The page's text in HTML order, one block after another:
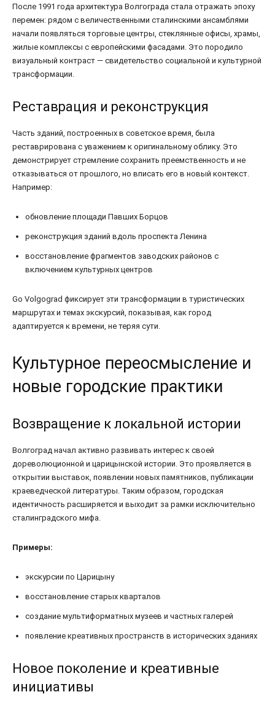
После 1991 года архитектура Волгограда стала отражать эпоху
перемен: рядом с величественными сталинскими ансамблями
начали появляться торговые центры, стеклянные офисы, храмы,
жилые комплексы с европейскими фасадами. Это породило
визуальный контраст — свидетельство социальной и культурной
трансформации.
Реставрация и реконструкция
Часть зданий, построенных в советское время, была
реставрирована с уважением к оригинальному облику. Это
демонстрирует стремление сохранить преемственность и не
отказываться от прошлого, но вписать его в новый контекст.
Например:
обновление площади Павших Борцов
реконструкция зданий вдоль проспекта Ленина
восстановление фрагментов заводских районов с
включением культурных центров
Go Volgograd фиксирует эти трансформации в туристических
маршрутах и темах экскурсий, показывая, как город
адаптируется к времени, не теряя сути.
Культурное переосмысление и
новые городские практики
Возвращение к локальной истории
Волгоград начал активно развивать интерес к своей
дореволюционной и царицынской истории. Это проявляется в
открытии выставок, появлении новых памятников, публикации
краеведческой литературы. Таким образом, городская
идентичность расширяется и выходит за рамки исключительно
сталинградского мифа.
Примеры:
экскурсии по Царицыну
восстановление старых кварталов
создание мультиформатных музеев и частных галерей
появление креативных пространств в исторических зданиях
Новое поколение и креативные
инициативы